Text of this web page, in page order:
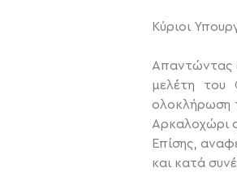
Κύριοι
Απαντώντας
μελέτη του
ολοκλήρωση
Αρκαλοχώρι
Επίσης,
και κατά